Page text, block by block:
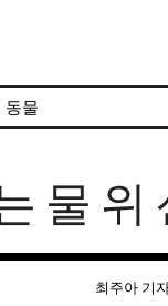
동물
물 위
최주아 기